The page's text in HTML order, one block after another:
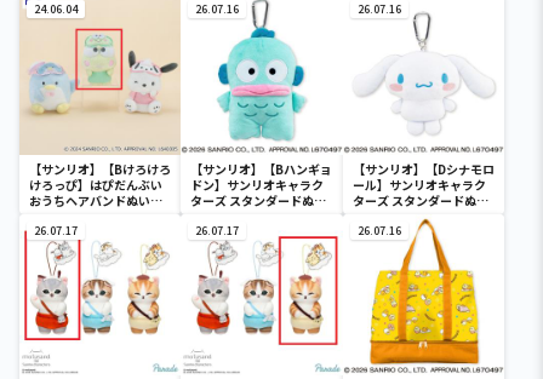
24.06.04
【サンリオ】【Bけろけろ
けろっぴ】はぴだんぶい
おうちヘアバンドぬいぐ
26.07.16
【サンリオ】【Bハンギョ
ドン】サンリオキャラク
ターズ スタンダードぬい
ース
26.07.16
【サンリオ】【Dシナモロ
ール】サンリオキャラク
ターズ スタンダードぬい
ぐるみリール付きパスケ
ース
26.07.17 26.07.17 26.07.16